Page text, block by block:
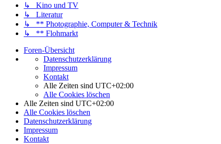
↳ Kino und TV
↳ Literatur
↳ ** Photographie, Computer & Technik
↳ ** Flohmarkt
Foren-Übersicht
Datenschutzerklärung
Impressum
Kontakt
Alle Zeiten sind UTC+02:00
Alle Cookies löschen
Alle Zeiten sind UTC+02:00
Alle Cookies löschen
Datenschutzerklärung
Impressum
Kontakt